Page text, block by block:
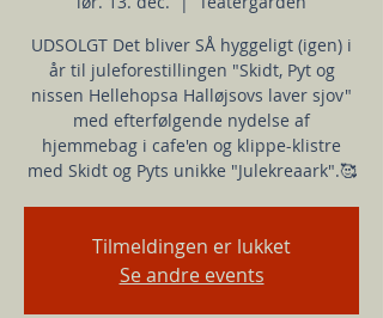
UDSOLGT Det bliver SÅ hyggeligt (igen) i
år til juleforestillingen "Skidt, Pyt og
nissen Hellehopsa Halløjsovs laver sjov"
med efterfølgende nydelse af
hjemmebag i cafe'en og klippe-klistre
med Skidt og Pyts unikke "Julekreaark".🥰
Tilmeldingen er lukket
Se andre events